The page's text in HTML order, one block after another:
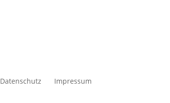
Datenschutz Impressum